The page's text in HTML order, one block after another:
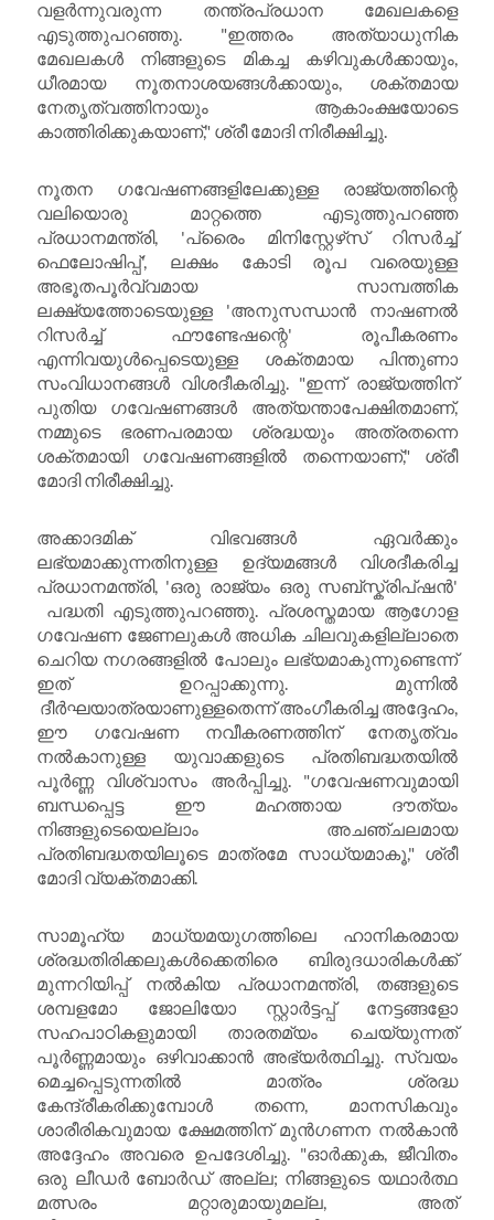
വളർന്നുവരുന്ന തന്ത്രപ്രധാന മേഖലകളെ
എടുത്തുപറഞ്ഞു. "ഇത്തരം അത്യാധുനിക
മേഖലകൾ നിങ്ങളുടെ മികച്ച കഴിവുകൾക്കായും,
ധീരമായ നൂതനാശയങ്ങൾക്കായും, ശക്തമായ
നേതൃത്വത്തിനായും ആകാംക്ഷയോടെ
കാത്തിരിക്കുകയാണ്," ശ്രീ മോദി നിരീക്ഷിച്ചു.
നൂതന ഗവേഷണങ്ങളിലേക്കുള്ള രാജ്യത്തിന്റെ
വലിയൊരു മാറ്റത്തെ എടുത്തുപറഞ്ഞ
പ്രധാനമന്ത്രി, 'പ്രൈം മിനിസ്റ്റേഴ്‌സ് റിസർച്ച്
ഫെലോഷിപ്പ്', ലക്ഷം കോടി രൂപ വരെയുള്ള
അഭൂതപൂർവ്വമായ സാമ്പത്തിക
ലക്ഷ്യത്തോടെയുള്ള 'അനുസന്ധാൻ നാഷണൽ
റിസർച്ച് ഫൗണ്ടേഷന്റെ' രൂപീകരണം
എന്നിവയുൾപ്പെടെയുള്ള ശക്തമായ പിന്തുണാ
സംവിധാനങ്ങൾ വിശദീകരിച്ചു. "ഇന്ന് രാജ്യത്തിന്
പുതിയ ഗവേഷണങ്ങൾ അത്യന്താപേക്ഷിതമാണ്,
നമ്മുടെ ഭരണപരമായ ശ്രദ്ധയും അത്രതന്നെ
ശക്തമായി ഗവേഷണങ്ങളിൽ തന്നെയാണ്," ശ്രീ
മോദി നിരീക്ഷിച്ചു.
അക്കാദമിക് വിഭവങ്ങൾ ഏവർക്കും
ലഭ്യമാക്കുന്നതിനുള്ള ഉദ്യമങ്ങൾ വിശദീകരിച്ച
പ്രധാനമന്ത്രി, 'ഒരു രാജ്യം ഒരു സബ്സ്ക്രിപ്ഷൻ'
പദ്ധതി എടുത്തുപറഞ്ഞു. പ്രശസ്തമായ ആഗോള
ഗവേഷണ ജേണലുകൾ അധിക ചിലവുകളില്ലാതെ
ചെറിയ നഗരങ്ങളിൽ പോലും ലഭ്യമാകുന്നുണ്ടെന്ന്
ഇത് ഉറപ്പാക്കുന്നു. മുന്നിൽ
ദീർഘയാത്രയാണുള്ളതെന്ന് അംഗീകരിച്ച അദ്ദേഹം,
ഈ ഗവേഷണ നവീകരണത്തിന് നേതൃത്വം
നൽകാനുള്ള യുവാക്കളുടെ പ്രതിബദ്ധതയിൽ
പൂർണ്ണ വിശ്വാസം അർപ്പിച്ചു. "ഗവേഷണവുമായി
ബന്ധപ്പെട്ട ഈ മഹത്തായ ദൗത്യം
നിങ്ങളുടെയെല്ലാം അചഞ്ചലമായ
പ്രതിബദ്ധതയിലൂടെ മാത്രമേ സാധ്യമാകൂ," ശ്രീ
മോദി വ്യക്തമാക്കി.
സാമൂഹ്യ മാധ്യമയുഗത്തിലെ ഹാനികരമായ
ശ്രദ്ധതിരിക്കലുകൾക്കെതിരെ ബിരുദധാരികൾക്ക്
മുന്നറിയിപ്പ് നൽകിയ പ്രധാനമന്ത്രി, തങ്ങളുടെ
ശമ്പളമോ ജോലിയോ സ്റ്റാർട്ടപ്പ് നേട്ടങ്ങളോ
സഹപാഠികളുമായി താരതമ്യം ചെയ്യുന്നത്
പൂർണ്ണമായും ഒഴിവാക്കാൻ അഭ്യർത്ഥിച്ചു. സ്വയം
മെച്ചപ്പെടുന്നതിൽ മാത്രം ശ്രദ്ധ
കേന്ദ്രീകരിക്കുമ്പോൾ തന്നെ, മാനസികവും
ശാരീരികവുമായ ക്ഷേമത്തിന് മുൻഗണന നൽകാൻ
അദ്ദേഹം അവരെ ഉപദേശിച്ചു. "ഓർക്കുക, ജീവിതം
ഒരു ലീഡർ ബോർഡ് അല്ല; നിങ്ങളുടെ യഥാർത്ഥ
മത്സരം മറ്റാരുമായുമല്ല, അത്